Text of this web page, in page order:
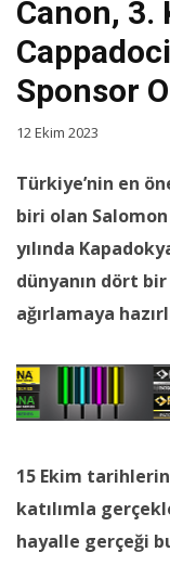
Canon, 3.
Sponsor
12 Ekim 2023
Türkiye’nin en
biri olan
yılında
dünyanın dört
ağırlamaya
15 Ekim
katılımla
hayalle gerçeği